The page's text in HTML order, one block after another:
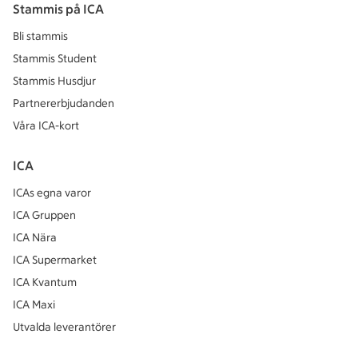
Stammis på ICA
Bli stammis
Stammis Student
Stammis Husdjur
Partnererbjudanden
Våra ICA-kort
ICA
ICAs egna varor
ICA Gruppen
ICA Nära
ICA Supermarket
ICA Kvantum
ICA Maxi
Utvalda leverantörer